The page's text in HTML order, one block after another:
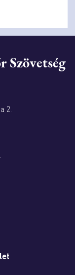
Szövetség
2.